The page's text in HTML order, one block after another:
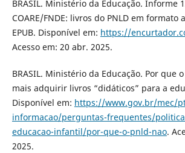
BRASIL. Ministério da Educação. Informe
COARE/FNDE: livros do PNLD em formato
EPUB. Disponível em: https://
Acesso em: 20 abr. 2025.
BRASIL. Ministério da Educação. Por que
mais adquirir livros “didáticos” para a
Disponível em: https://www.gov.br/mec/
informacao/perguntas-frequentes/
educacao-infantil/por-que-o-pnld-nao.
2025.